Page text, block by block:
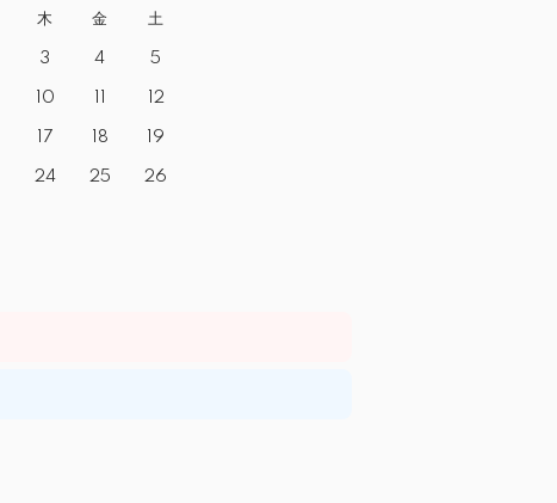
木 金 土
3 4 5
10 12
17 18 19
24 25 26